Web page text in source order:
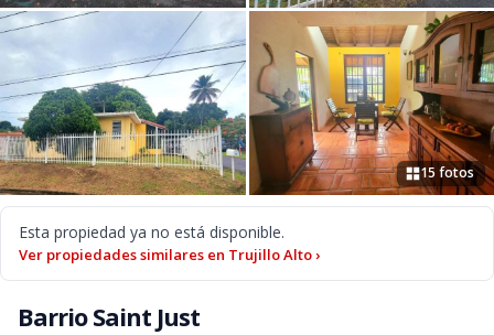
15 fotos
Esta propiedad ya no está disponible.
Ver propiedades similares en Trujillo Alto ›
Barrio Saint Just